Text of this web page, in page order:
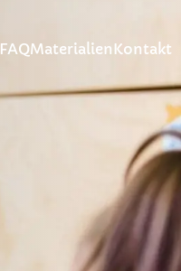
FAQMaterialien Kontakt